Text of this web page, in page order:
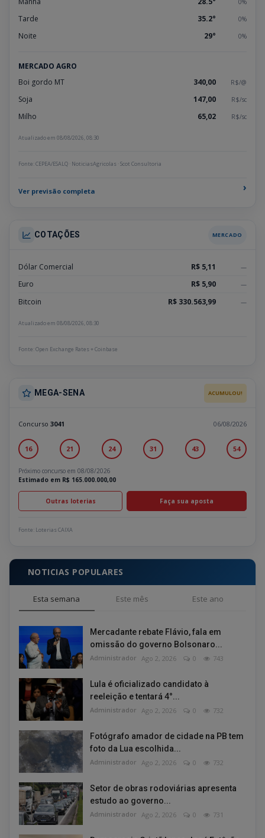
Tarde 35.2° 0%
Noite 29° 0%
MERCADO AGRO
Boi gordo MT
340,00 R$/@
Soja 147,00 R$/sc
Milho 65,02 R$/sc
Atualizado em 08/08/2026, 08:30
Fonte: CEPEA/ESALQ · NoticiasAgricolas · Scot Consultoria
Ver previsão completa ›
COTAÇÕES MERCADO
Dólar Comercial R$ 5,11 —
Euro R$ 5,90 —
Bitcoin R$ 330.563,99 —
Atualizado em 08/08/2026, 08:30
Fonte: Open Exchange Rates + Coinbase
MEGA-SENA ACUMULOU!
Concurso 3041 06/08/2026
16 21 24 31 43 54
Próximo concurso em 08/08/2026
Estimado em R$ 165.000.000,00
Outras loterias Faça sua aposta
Fonte: Loterias CAIXA
NOTICIAS POPULARES
Esta semana Este mês Este ano
Mercadante rebate Flávio, fala em
omissão do governo Bolsonaro...
Administrador Ago 2, 2026 0 743
Lula é oficializado candidato à
reeleição e tentará 4°...
Administrador Ago 2, 2026 0 732
Fotógrafo amador de cidade na PB tem
foto da Lua escolhida...
Administrador Ago 2, 2026 0 732
Setor de obras rodoviárias apresenta
estudo ao governo...
Administrador Ago 2, 2026 0 731